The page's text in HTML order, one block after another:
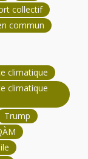
collectif
commun
climatique
climatique
Trump